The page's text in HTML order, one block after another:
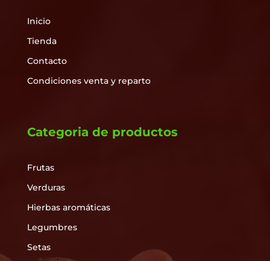
Inicio
Tienda
Contacto
Condiciones venta y reparto
Categoria de productos
Frutas
Verduras
Hierbas aromáticas
Legumbres
Setas